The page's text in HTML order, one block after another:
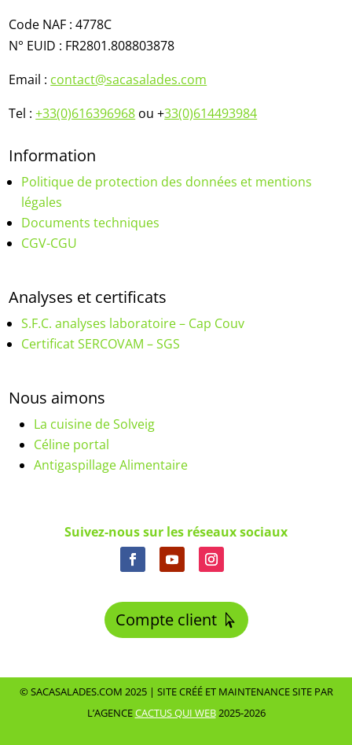
Code NAF : 4778C
N° EUID : FR2801.808803878
Email : contact@sacasalades.com
Tel :+33(0)616396968 ou +33(0)614493984
Information
Politique de protection des données et mentions
légales
Documents techniques
CGV-CGU
Analyses et certificats
S.F.C. analyses laboratoire – Cap Couv
Certificat SERCOVAM – SGS
Nous aimons
La cuisine de Solveig
Céline portal
Antigaspillage Alimentaire
Suivez-nous sur les réseaux sociaux
Compte client
© SACASALADES.COM 2025 | SITE CRÉÉ ET MAINTENANCE SITE PAR
L’AGENCECACTUS QUI WEB2025-2026